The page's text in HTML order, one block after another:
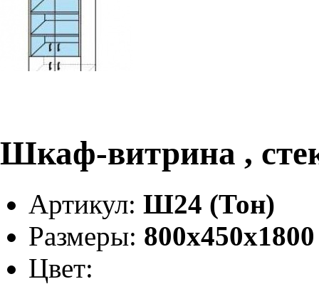
Шкаф-витрина ,
Артикул: Ш24 (Тон)
Размеры: 800х450х1800
Цвет: